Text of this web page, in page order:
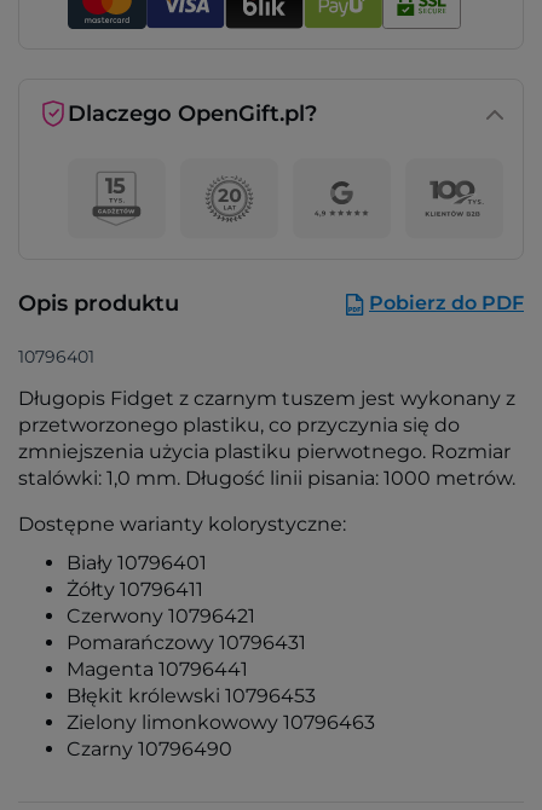
Dlaczego OpenGift.pl?
Opis produktu Pobierz do PDF
10796401
Długopis Fidget z czarnym tuszem jest wykonany z
przetworzonego plastiku, co przyczynia się do
zmniejszenia użycia plastiku pierwotnego. Rozmiar
stalówki: 1,0 mm. Długość linii pisania: 1000 metrów.
Dostępne warianty kolorystyczne:
Biały 10796401
Żółty 10796411
Czerwony 10796421
Pomarańczowy 10796431
Magenta 10796441
Błękit królewski 10796453
Zielony limonkowowy 10796463
Czarny 10796490